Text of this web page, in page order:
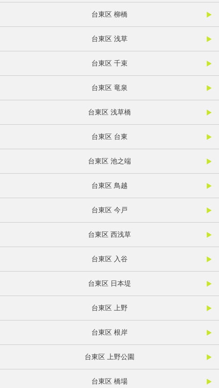
台東区 柳橋
台東区 浅草
台東区 千束
台東区 竜泉
台東区 浅草橋
台東区 台東
台東区 池之端
台東区 鳥越
台東区 今戸
台東区 西浅草
台東区 入谷
台東区 日本堤
台東区 上野
台東区 根岸
台東区 上野公園
台東区 橋場